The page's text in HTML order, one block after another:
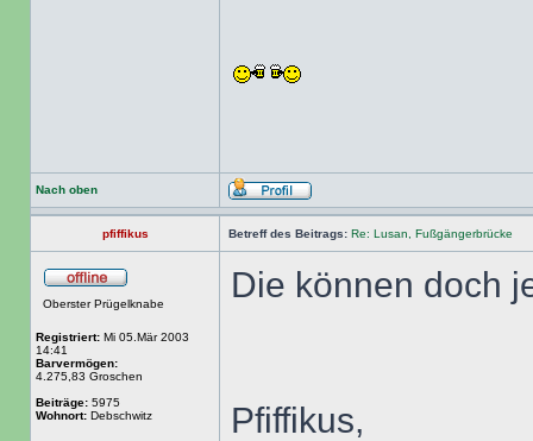
Nach oben
pfiffikus Betreff des Beitrags: Re: Lusan, Fußgängerbrücke
Oberster Prügelknabe
Registriert: Mi 05.Mär 2003
14:41
Barvermögen:
4.275,83 Groschen
Beiträge: 5975
Wohnort: Debschwitz
Die können doch
Pfiffikus,